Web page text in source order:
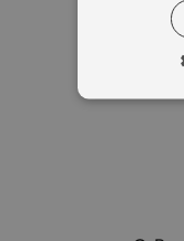
Essentielle
gebraucht.